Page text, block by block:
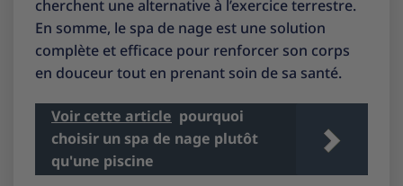
cherchent une alternative à l’exercice terrestre.
En somme, le spa de nage est une solution
complète et efficace pour renforcer son corps
en douceur tout en prenant soin de sa santé.
Voir cette article pourquoi
choisir un spa de nage plutôt
qu'une piscine